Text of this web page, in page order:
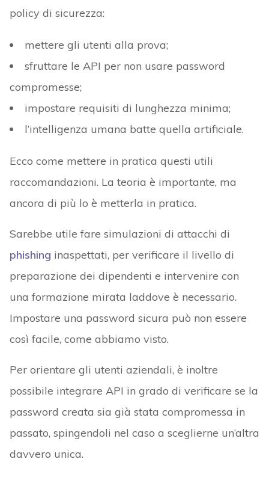
policy di sicurezza:
mettere gli utenti alla prova;
sfruttare le API per non usare password
compromesse;
impostare requisiti di lunghezza minima;
l’intelligenza umana batte quella artificiale.
Ecco come mettere in pratica questi utili
raccomandazioni. La teoria è importante, ma
ancora di più lo è metterla in pratica.
Sarebbe utile fare simulazioni di attacchi di
phishing inaspettati, per verificare il livello di
preparazione dei dipendenti e intervenire con
una formazione mirata laddove è necessario.
Impostare una password sicura può non essere
così facile, come abbiamo visto.
Per orientare gli utenti aziendali, è inoltre
possibile integrare API in grado di verificare se la
password creata sia già stata compromessa in
passato, spingendoli nel caso a sceglierne un’altra
davvero unica.